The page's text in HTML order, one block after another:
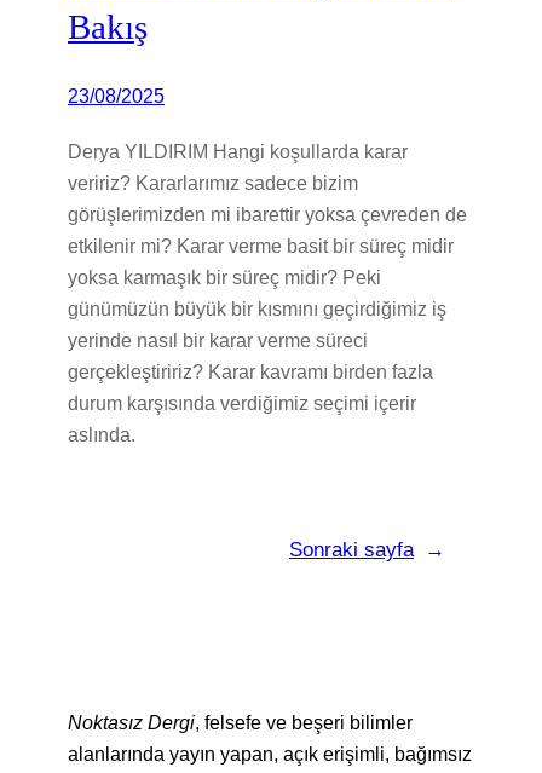
Bakış
23/08/2025
Derya YILDIRIM Hangi koşullarda karar
veririz? Kararlarımız sadece bizim
görüşlerimizden mi ibarettir yoksa çevreden de
etkilenir mi? Karar verme basit bir süreç midir
yoksa karmaşık bir süreç midir? Peki
günümüzün büyük bir kısmını geçirdiğimiz iş
yerinde nasıl bir karar verme süreci
gerçekleştiririz? Karar kavramı birden fazla
durum karşısında verdiğimiz seçimi içerir
aslında.
Sonraki sayfa →
Noktasız Dergi, felsefe ve beşeri bilimler
alanlarında yayın yapan, açık erişimli, bağımsız